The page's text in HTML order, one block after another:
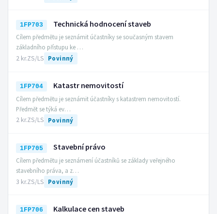
1FP703 Technická hodnocení staveb
Cílem předmětu je seznámit účastníky se současným stavem
základního přístupu ke …
2 kr.ZS/LS Povinný
1FP704 Katastr nemovitostí
Cílem předmětu je seznámit účastníky s katastrem nemovitostí.
Předmět se týká ev…
2 kr.ZS/LS Povinný
1FP705 Stavební právo
Cílem předmětu je seznámení účastníků se základy veřejného
stavebního práva, a z…
3 kr.ZS/LS Povinný
1FP706 Kalkulace cen staveb